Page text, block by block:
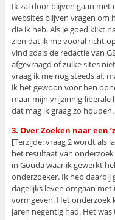
Ik zal door blijven gaan met
websites blijven vragen om
die ik heb. Als je goed kijkt
zien dat ik me vooral richt
vind zoals de redactie van
afgevraagd of zulke sites
vraag ik me nog steeds af,
ik het gewoon voor hen
maar mijn vrijzinnig-liberale
dat mag ik graag zo houden.
3. Over Zoeken naar een
[Terzijde: vraag 2 wordt als
het resultaat van
in Gouda waar ik gewerkt
onderzoeker. Ik heb daarbij
dagelijks leven omgaan
vormgeven. Het onderzoek
jaren negentig had. Het